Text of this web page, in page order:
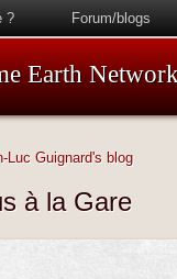
? Forum/blogs
Earth
Luc Guignard's blog
à la Gare